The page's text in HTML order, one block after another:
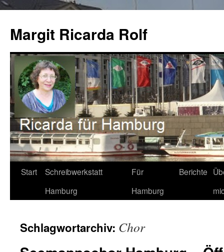
springen
Margit Ricarda Rolf
Start
Schreibwerkstatt
Hamburg
Für
Hamburg
Berichte
Schlagwortarchiv: Chor